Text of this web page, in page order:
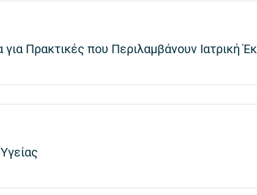
Πρακτικές που Περιλαμβάνουν Ιατρική